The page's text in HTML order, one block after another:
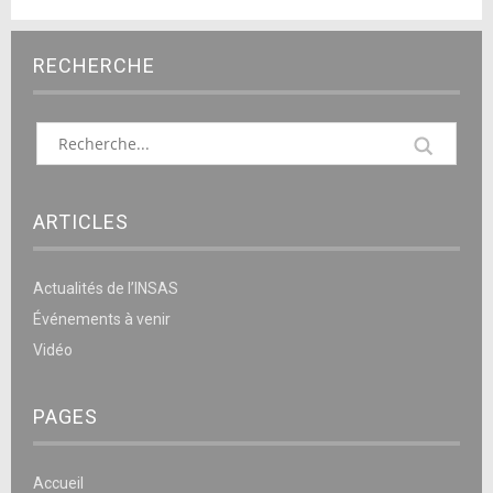
RECHERCHE
ARTICLES
Actualités de l’INSAS
Événements à venir
Vidéo
PAGES
Accueil